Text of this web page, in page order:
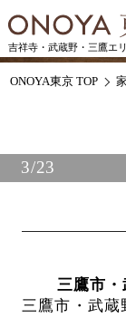
吉祥寺・武蔵野・三鷹エ
ONOYA東京 TOP
3/23
三鷹市
三鷹市・武蔵